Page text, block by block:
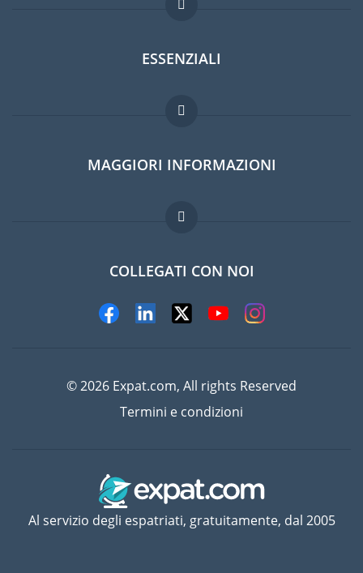
ESSENZIALI
Forum per expat
Guida per expat
Lavori all'estero
MAGGIORI INFORMAZIONI
Domande frequenti
COLLEGATI CON NOI
© 2026 Expat.com, All rights Reserved
Termini e condizioni
Al servizio degli espatriati, gratuitamente, dal 2005